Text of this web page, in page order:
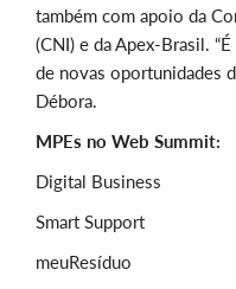
também com apoio da
(CNI) e da Apex-Brasil.
de novas oportunidades
Débora.
MPEs no Web Summit:
Digital Business
Smart Support
meuResíduo